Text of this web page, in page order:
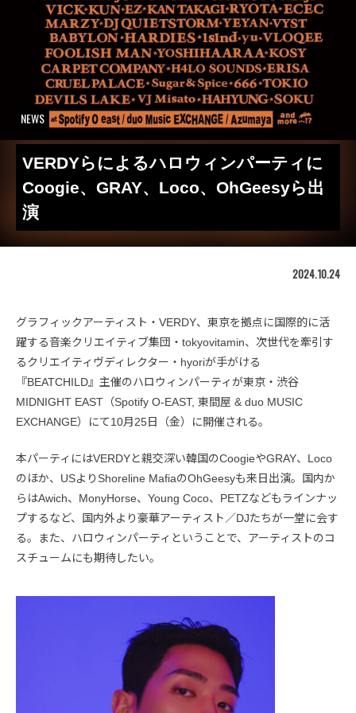
NEWS
VERDYらによるハロウィンパーティに
Coogie、GRAY、Loco、OhGeesyら出
演
2024.10.24
グラフィックアーティスト・VERDY、東京を拠点に国際的に活
躍する音楽クリエイティブ集団・tokyovitamin、次世代を牽引す
るクリエイティヴディレクター・hyoriが手がける
『BEATCHILD』主催のハロウィンパーティが東京・渋谷
MIDNIGHT EAST（Spotify O-EAST, 東間屋 & duo MUSIC
EXCHANGE）にて10月25日（金）に開催される。
本パーティにはVERDYと親交深い韓国のCoogieやGRAY、Loco
のほか、USよりShoreline MafiaのOhGeesyも来日出演。国内か
らはAwich、MonyHorse、Young Coco、PETZなどもラインナッ
プするなど、国内外より豪華アーティスト／DJたちが一堂に会す
る。また、ハロウィンパーティということで、アーティストのコ
スチュームにも期待したい。